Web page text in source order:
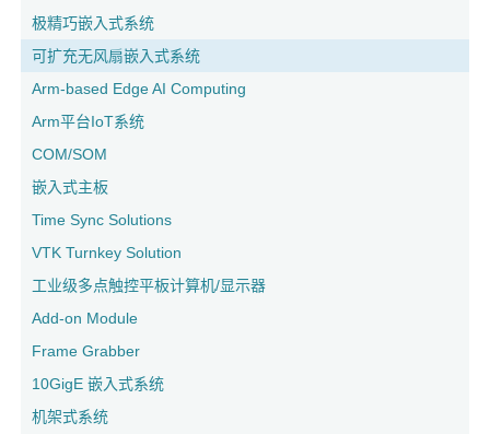
极精巧嵌入式系统
可扩充无风扇嵌入式系统
Arm-based Edge AI Computing
Arm平台IoT系统
COM/SOM
嵌入式主板
Time Sync Solutions
VTK Turnkey Solution
工业级多点触控平板计算机/显示器
Add-on Module
Frame Grabber
10GigE 嵌入式系统
机架式系统